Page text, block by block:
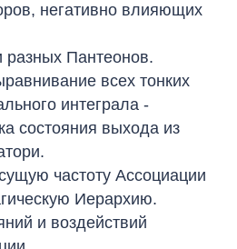
негативно влияющих
разных Пантеонов.
всех тонких
интеграла -
состояния выхода из
частоту Ассоциации
Иерархию.
и воздействий